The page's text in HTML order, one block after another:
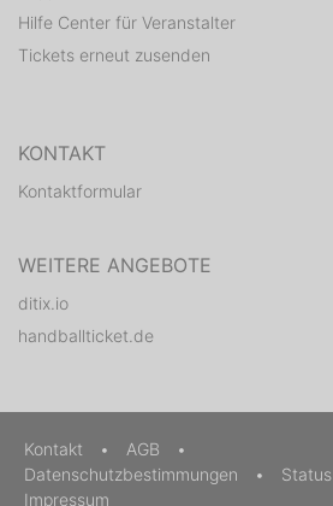
Hilfe Center für Veranstalter
Tickets erneut zusenden
KONTAKT
Kontaktformular
WEITERE ANGEBOTE
ditix.io
handballticket.de
Kontakt • AGB
•
Datenschutzbestimmungen
• Status
Impressum